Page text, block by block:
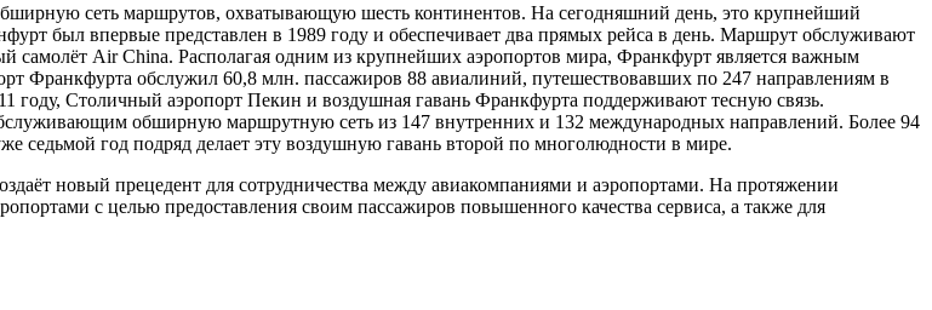
сеть маршрутов, охватывающую шесть континентов. На сегодняшний день, это крупнейший
был впервые представлен в 1989 году и обеспечивает два прямых рейса в день. Маршрут обслуживают
Air China. Располагая одним из крупнейших аэропортов мира, Франкфурт является важным
Франкфурта обслужил 60,8 млн. пассажиров 88 авиалиний, путешествовавших по 247 направлениям в
году, Столичный аэропорт Пекин и воздушная гавань Франкфурта поддерживают тесную связь.
обширную маршрутную сеть из 147 внутренних и 132 международных направлений. Более 94
седьмой год подряд делает эту воздушную гавань второй по многолюдности в мире.
новый прецедент для сотрудничества между авиакомпаниями и аэропортами. На протяжении
с целью предоставления своим пассажиров повышенного качества сервиса, а также для